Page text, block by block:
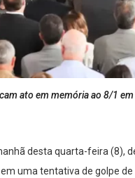
ato em memória ao 8/1
desta quarta-feira (8),
uma tentativa de golpe